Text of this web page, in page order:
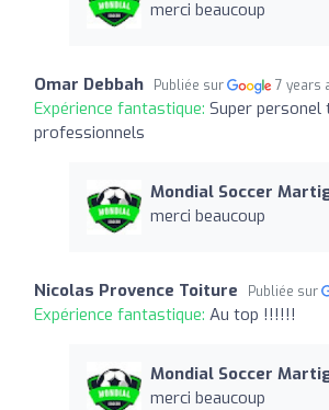
merci beaucoup
Omar Debbah Publiée sur 7 years
Expérience fantastique: Super
professionnels
Mondial Soccer
merci beaucoup
Nicolas Provence Toiture Publiée sur
Expérience fantastique: Au top !!!!!!
Mondial Soccer
merci beaucoup